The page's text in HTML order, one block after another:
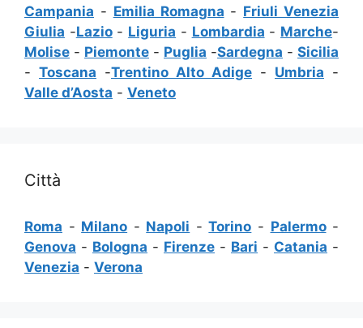
Campania - Emilia Romagna - Friuli Venezia
Giulia -Lazio- Liguria - Lombardia - Marche-
Molise - Piemonte - Puglia -Sardegna - Sicilia
- Toscana -Trentino Alto Adige - Umbria -
Valle d’Aosta - Veneto
Città
Roma - Milano - Napoli -Torino - Palermo-
Genova - Bologna - Firenze - Bari - Catania -
Venezia - Verona